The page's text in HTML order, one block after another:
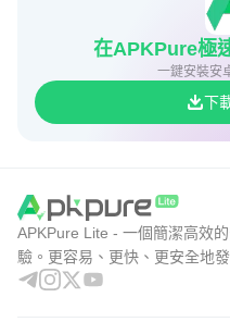
在APKPure極
一鍵安裝安
下
APKPure Lite - 一個簡潔高效
驗。更容易、更快、更安全地